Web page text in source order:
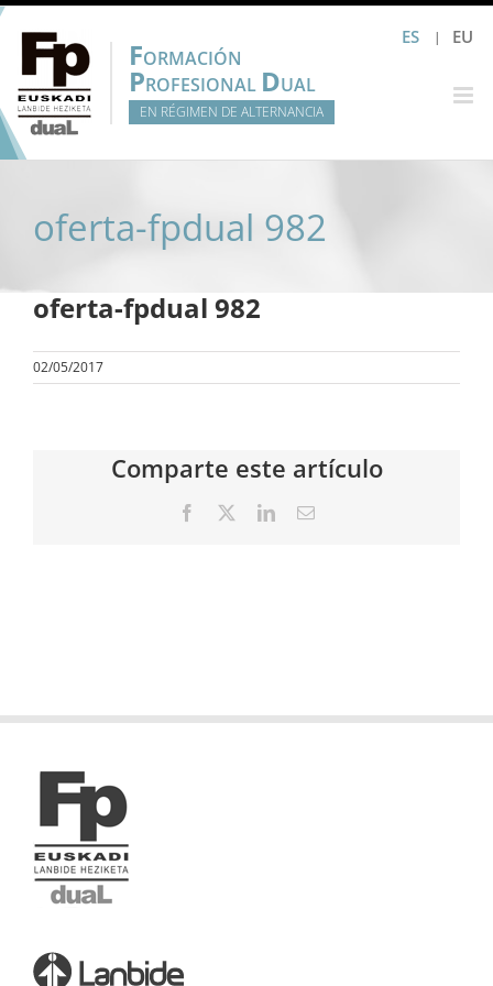
Saltar
contenido
ES EU
FORMACIÓN
PROFESIONAL DUAL
EN RÉGIMEN DE ALTERNANCIA
oferta-fpdual 982
oferta-fpdual 982
02/05/2017
Comparte este artículo
Facebook LinkedInCorreo